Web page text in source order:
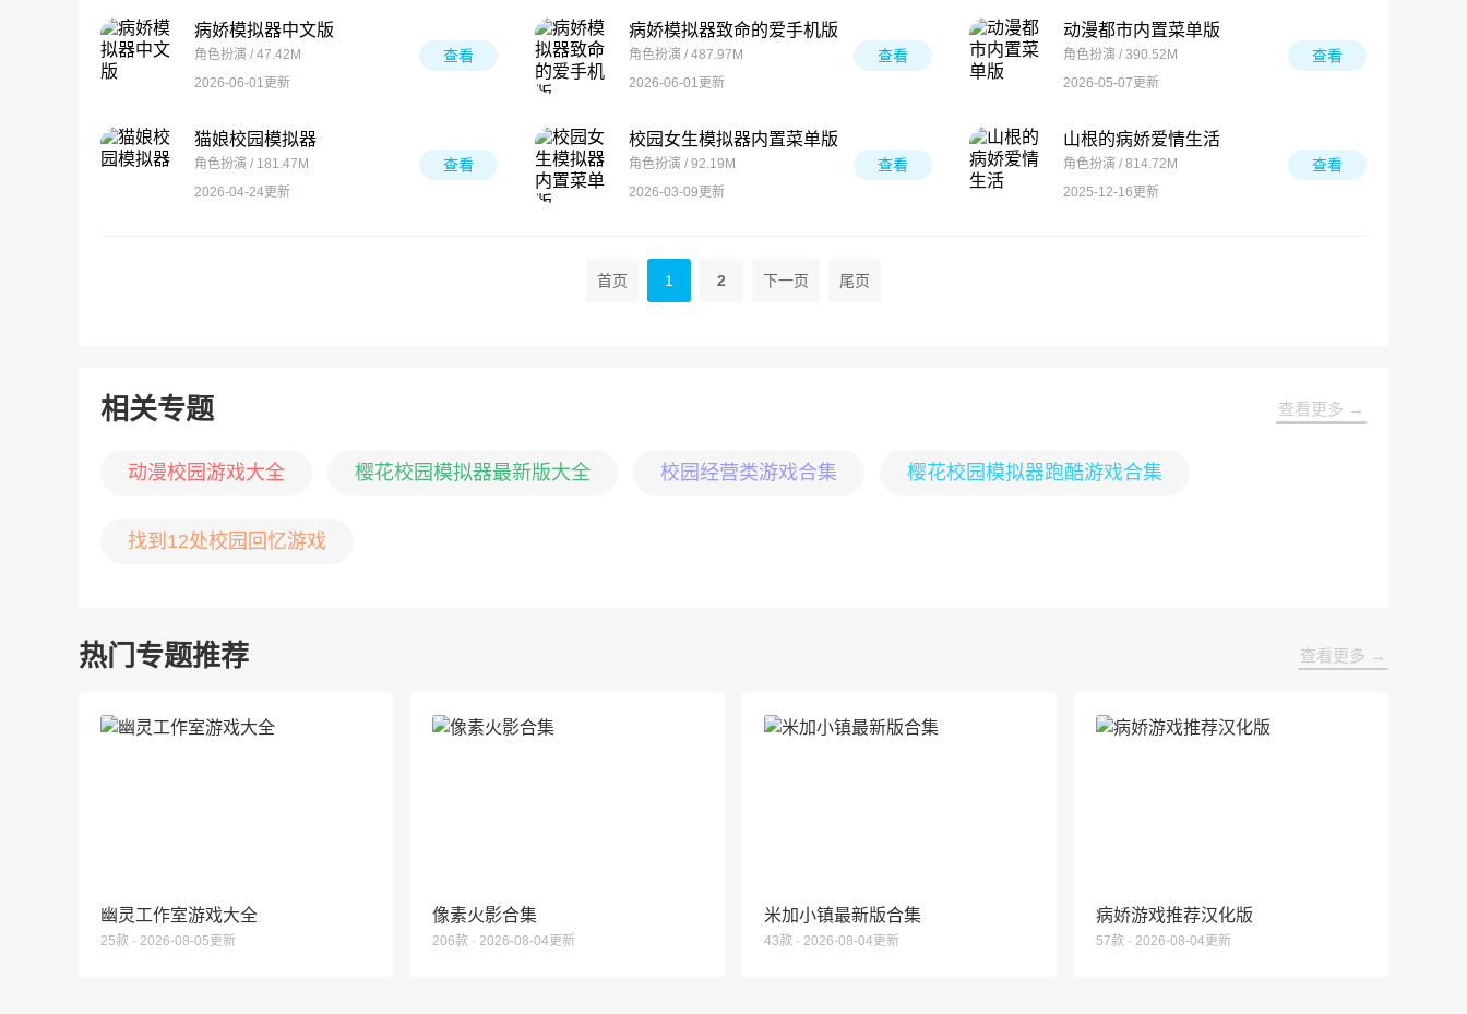
病娇模拟器中文版
角色扮演 / 47.42M
2026-06-01更新
查看
病娇模拟器致命的爱手机版
角色扮演 / 487.97M
2026-06-01更新
查看
动漫都市内置菜单版
角色扮演 / 390.52M
2026-05-07更新
查看
猫娘校园模拟器
角色扮演 / 181.47M
2026-04-24更新
查看
校园女生模拟器内置菜单版
角色扮演 / 92.19M
2026-03-09更新
查看
山根的病娇爱情生活
角色扮演 / 814.72M
2025-12-16更新
查看
首页 1 2 下一页 尾页
相关专题 查看更多 →
动漫校园游戏大全 樱花校园模拟器最新版大全 校园经营类游戏合集 樱花校园模拟器跑酷游戏合集
找到12处校园回忆游戏
热门专题推荐 查看更多 →
幽灵工作室游戏大全
25款 · 2026-08-05更新
像素火影合集
206款 · 2026-08-04更新
米加小镇最新版合集
43款 · 2026-08-04更新
病娇游戏推荐汉化版
57款 · 2026-08-04更新